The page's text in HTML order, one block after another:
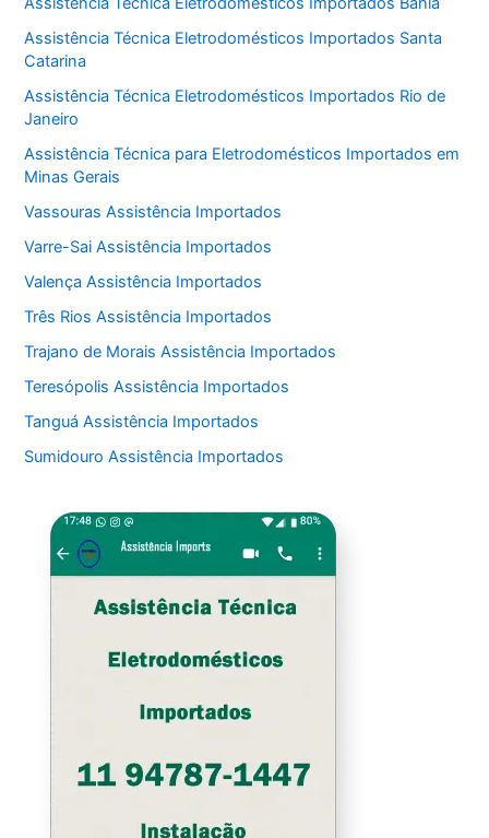
Assistência Técnica Eletrodomésticos Importados Santa
Catarina
Assistência Técnica Eletrodomésticos Importados Rio de
Janeiro
Assistência Técnica para Eletrodomésticos Importados em
Minas Gerais
Vassouras Assistência Importados
Varre-Sai Assistência Importados
Valença Assistência Importados
Três Rios Assistência Importados
Trajano de Morais Assistência Importados
Teresópolis Assistência Importados
Tanguá Assistência Importados
Sumidouro Assistência Importados